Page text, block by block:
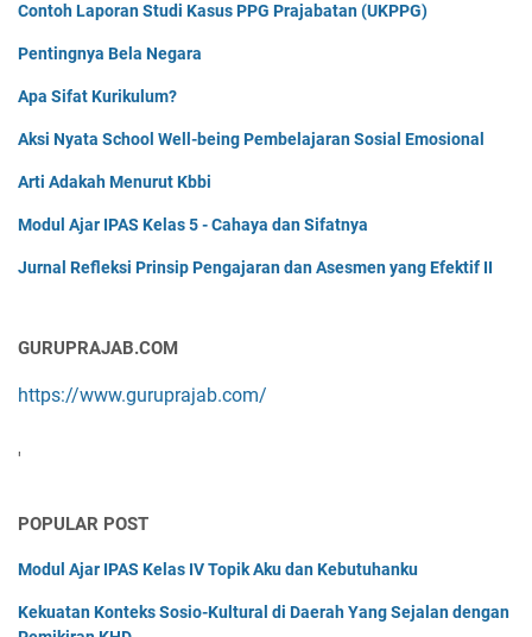
Contoh Laporan Studi Kasus PPG Prajabatan (UKPPG)
Pentingnya Bela Negara
Apa Sifat Kurikulum?
Aksi Nyata School Well-being Pembelajaran Sosial Emosional
Arti Adakah Menurut Kbbi
Modul Ajar IPAS Kelas 5 - Cahaya dan Sifatnya
Jurnal Refleksi Prinsip Pengajaran dan Asesmen yang Efektif II
GURUPRAJAB.COM
https://www.guruprajab.com/
'
POPULAR POST
Modul Ajar IPAS Kelas IV Topik Aku dan Kebutuhanku
Kekuatan Konteks Sosio-Kultural di Daerah Yang Sejalan dengan